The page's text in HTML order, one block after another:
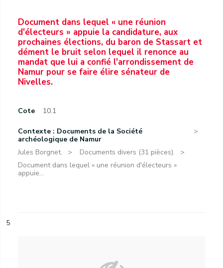
Document dans lequel « une réunion
d'électeurs » appuie la candidature, aux
prochaines élections, du baron de Stassart et
dément le bruit selon lequel il renonce au
mandat que lui a confié l'arrondissement de
Namur pour se faire élire sénateur de
Nivelles.
Cote 10.1
Contexte : Documents de la Société
archéologique de Namur
Jules Borgnet.
Documents divers (31 pièces).
Document dans lequel « une réunion d'électeurs »
appuie...
5